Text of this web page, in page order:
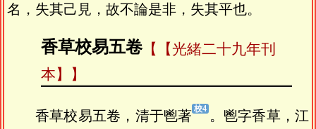
名，失其己見，故不論是非，失其平也。
香草校易五卷
【光緒二十九年刊
本】
香草校易五卷，清于鬯著
。鬯字香草，江